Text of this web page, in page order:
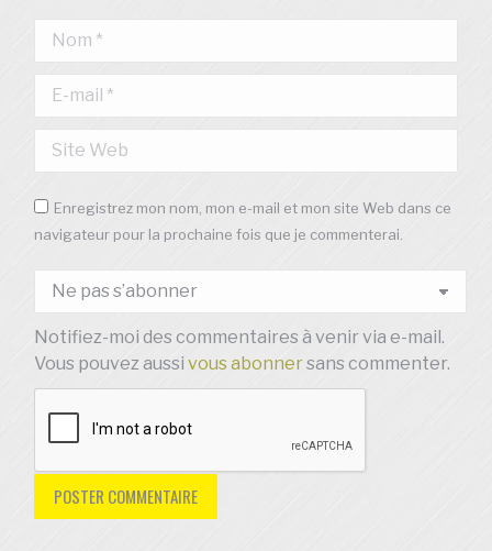
Nom *
E-mail *
Site Web
Enregistrez mon nom, mon e-mail et mon site Web dans ce
navigateur pour la prochaine fois que je commenterai.
Notifiez-moi des commentaires à venir via e-mail.
Vous pouvez aussivous abonnersans commenter.
POSTER COMMENTAIRE